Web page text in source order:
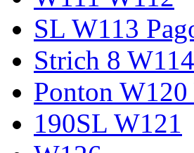
SL W113
Strich 8
Ponton
190SL W121